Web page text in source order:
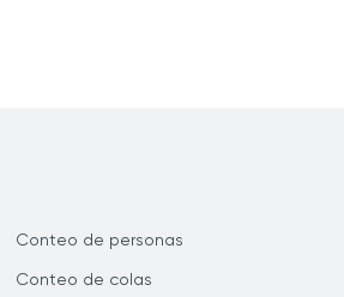
Conteo de personas
Conteo de colas